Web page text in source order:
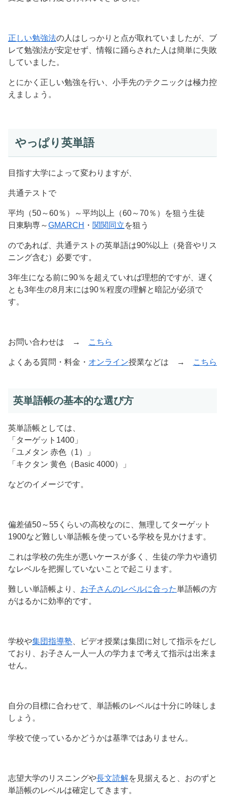
正しい勉強法の人はしっかりと点が取れていましたが、ブ
レて勉強法が安定せず、情報に踊らされた人は簡単に失敗
していました。
とにかく正しい勉強を行い、小手先のテクニックは極力控
えましょう。
やっぱり英単語
目指す大学によって変わりますが、
共通テストで
平均（50～60％）～平均以上（60～70％）を狙う生徒
日東駒専～GMARCH ・ 関関同立を狙う
のであれば、共通テストの英単語は90%以上（発音やリス
ニング含む）必要です。
3年生になる前に90％を超えていれば理想的ですが、遅く
とも3年生の8月末には90％程度の理解と暗記が必須で
す。
お問い合わせは → こちら
よくある質問・料金・ オンライン授業などは → こちら
英単語帳の基本的な選び方
英単語帳としては、
「ターゲット1400」
「ユメタン 赤色（1）」
「キクタン 黄色（Basic 4000）」
などのイメージです。
偏差値50～55くらいの高校なのに、無理してターゲット
1900など難しい単語帳を使っている学校を見かけます。
これは学校の先生が悪いケースが多く、生徒の学力や適切
なレベルを把握していないことで起こります。
難しい単語帳より、 お子さんのレベルに合った単語帳の方
がはるかに効率的です。
学校や集団指導塾 、ビデオ授業は集団に対して指示をだし
ており、お子さん一人一人の学力まで考えて指示は出来ま
せん。
自分の目標に合わせて、単語帳のレベルは十分に吟味しま
しょう。
学校で使っているかどうかは基準ではありません。
志望大学のリスニングや長文読解を見据えると、おのずと
単語帳のレベルは確定してきます。